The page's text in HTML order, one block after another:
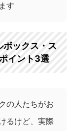
す
ボックス・ス
イント3選
の人たちがお
るけど、実際